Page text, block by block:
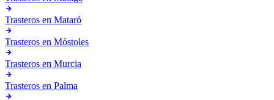
Trasteros en Mataró
Trasteros en Móstoles
Trasteros en Murcia
Trasteros en Palma